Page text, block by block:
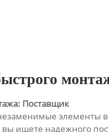
Поставщик
элементы
ищете надежного